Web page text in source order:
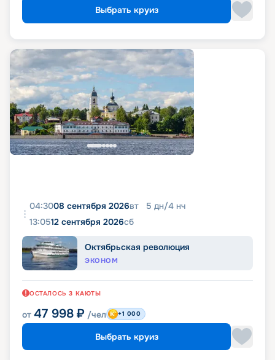
Выбрать круиз
04:3008 сентября 2026вт 5 дн/4 нч
13:0512 сентября 2026сб
Октябрьская революция
ЭКОНОМ
ОСТАЛОСЬ 3 КАЮТЫ
от 47 998 ₽ /чел +1 000
Выбрать круиз